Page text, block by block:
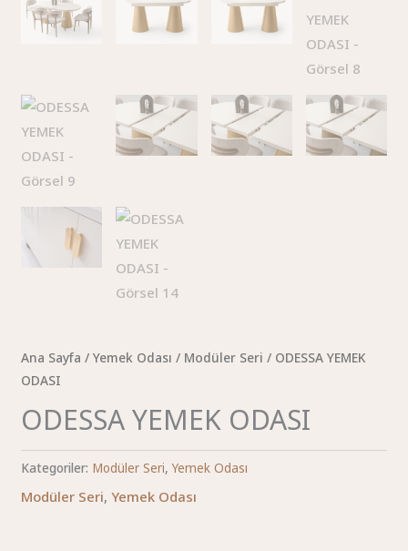
Ana Sayfa /Yemek Odası / Modüler Seri / ODESSA YEMEK
ODASI
ODESSA YEMEK ODASI
Kategoriler: Modüler Seri,Yemek Odası
Modüler Seri,Yemek Odası